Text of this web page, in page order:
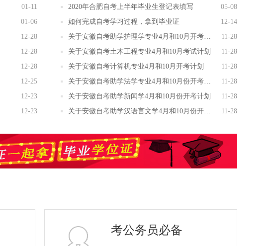
01-11
01-06
12-28
12-28
12-28
12-25
12-23
12-23
2020年合肥自考上半年毕业生登记表填写
05-08
如何完成自考学习过程，拿到毕业证
12-14
关于安徽自考助学护理学专业4月和10月开考计划
11-28
关于安徽自考土木工程专业4月和10月考试计划
11-28
关于安徽自考计算机专业4月和10月开考计划
11-28
关于安徽自考助学法学专业4月和10月份开考计划
11-28
关于安徽自考助学新闻学4月和10月份开考计划
11-28
关于安徽自考助学汉语言文学4月和10月份开考计划表
11-28
考公务员必备